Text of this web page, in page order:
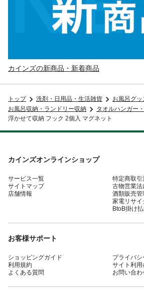
カインズの新商品・新着商品
トップ 洗剤・日用品・生活雑貨
お風呂グ
お風呂収納・ランドリー収納
タオルハンガー
浮かせて収納 フック 2個入 マグネット
カインズオンラインショップ
サービス一覧
サイトマップ
店舗情報
特定商取
古物営業
酒類販売
家電リサイ
BtoB掛け
お客様サポート
ショッピングガイド
利用規約
よくある質問
プライバ
サイト利
お問い合わ